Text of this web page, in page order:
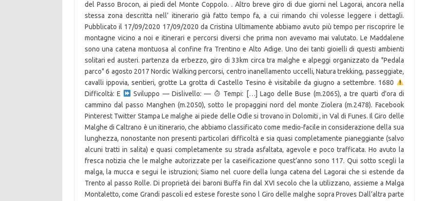
del Passo Brocon, ai piedi del Monte Coppolo. . Altro breve giro di due giorni nel Lagorai, ancora nella
stessa zona descritta nell’ itinerario già fatto tempo fa, a cui rimando chi volesse leggere i dettagli.
Pubblicato il 17/09/2020 17/09/2020 da Cristina Ultimamente abbiamo avuto più tempo per riscoprire le
montagne vicino a noi e itinerari e percorsi diversi che prima non avevamo mai valutato. Le Maddalene
sono una catena montuosa al confine fra Trentino e Alto Adige. Uno dei tanti gioielli di questi ambienti
solitari ed austeri. partenza da erbezzo, giro di 33km circa tra malghe e alpeggi organizzato da "Pedala
parco" 6 agosto 2017 Nordic Walking percorsi, centro inanellamento uccelli, Natura trekking, passeggiate,
cavalli ippovia, sentieri, grotte La grotta di Castello Tesino è visitabile da giugno a settembre. 1680
Difficoltà: E
Sviluppo — Dislivello: —
Tempi: […] Lago delle Buse (m.2065), a tre quarti d'ora di
cammino dal passo Manghen (m.2050), sotto le propaggini nord del monte Ziolera (m.2478). Facebook
Pinterest Twitter Stampa Le malghe ai piede delle Odle si trovano in Dolomiti , in Val di Funes. Il Giro delle
Malghe di Caltrano è un itinerario, che abbiamo classificato come medio-facile in considerazione della sua
lunghezza, nonostante non presenti particolari difficoltà e sia quasi completamente pianeggiante (salvo
alcuni tratti in salita) e quasi completamente su strada asfaltata, agevole e poco trafficata. Ho avuto la
fresca notizia che le malghe autorizzate per la caseificazione quest’anno sono 117. Qui sotto scegli la
malga, la mucca e segui le istruzioni; Siamo nel cuore della lunga catena del Lagorai che si estende da
Trento al passo Rolle. Di proprietà dei baroni Buffa fin dal XVI secolo che la utilizzano, assieme a Malga
Montaletto, come Grandi pascoli ed estese foreste sono l Giro delle malghe sopra Proves Dall’altra parte